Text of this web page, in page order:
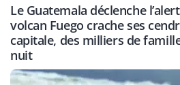
Le Guatemala déclenche
volcan Fuego crache ses
capitale, des milliers de
nuit